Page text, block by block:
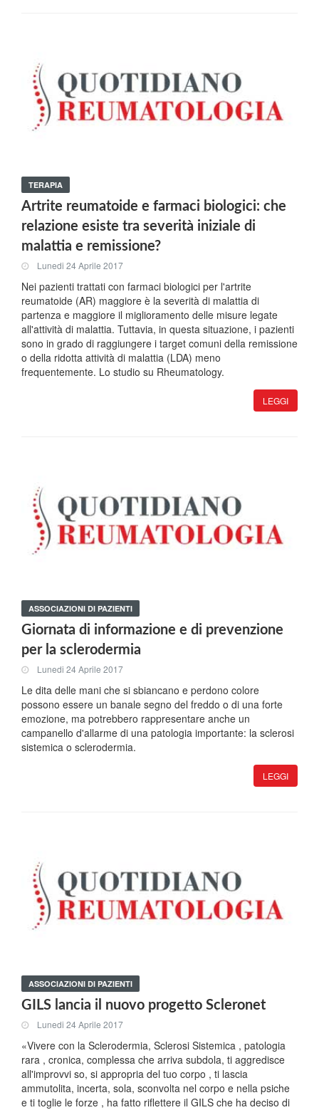
TERAPIA
Artrite reumatoide e farmaci biologici: che
relazione esiste tra severità iniziale di
malattia e remissione?
Lunedi 24 Aprile 2017
Nei pazienti trattati con farmaci biologici per l'artrite
reumatoide (AR) maggiore è la severità di malattia di
partenza e maggiore il miglioramento delle misure legate
all'attività di malattia. Tuttavia, in questa situazione, i pazienti
sono in grado di raggiungere i target comuni della remissione
o della ridotta attività di malattia (LDA) meno
frequentemente. Lo studio su Rheumatology.
LEGGI
ASSOCIAZIONI DI PAZIENTI
Giornata di informazione e di prevenzione
per la sclerodermia
Lunedi 24 Aprile 2017
Le dita delle mani che si sbiancano e perdono colore
possono essere un banale segno del freddo o di una forte
emozione, ma potrebbero rappresentare anche un
campanello d'allarme di una patologia importante: la sclerosi
sistemica o sclerodermia.
LEGGI
ASSOCIAZIONI DI PAZIENTI
GILS lancia il nuovo progetto Scleronet
Lunedi 24 Aprile 2017
«Vivere con la Sclerodermia, Sclerosi Sistemica , patologia
rara , cronica, complessa che arriva subdola, ti aggredisce
all'improvvi so, si appropria del tuo corpo , ti lascia
ammutolita, incerta, sola, sconvolta nel corpo e nella psiche
e ti toglie le forze , ha fatto riflettere il GILS che ha deciso di